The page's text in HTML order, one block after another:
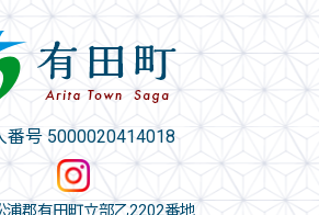
番号 5000020414018
郡有田町立部乙2202番地